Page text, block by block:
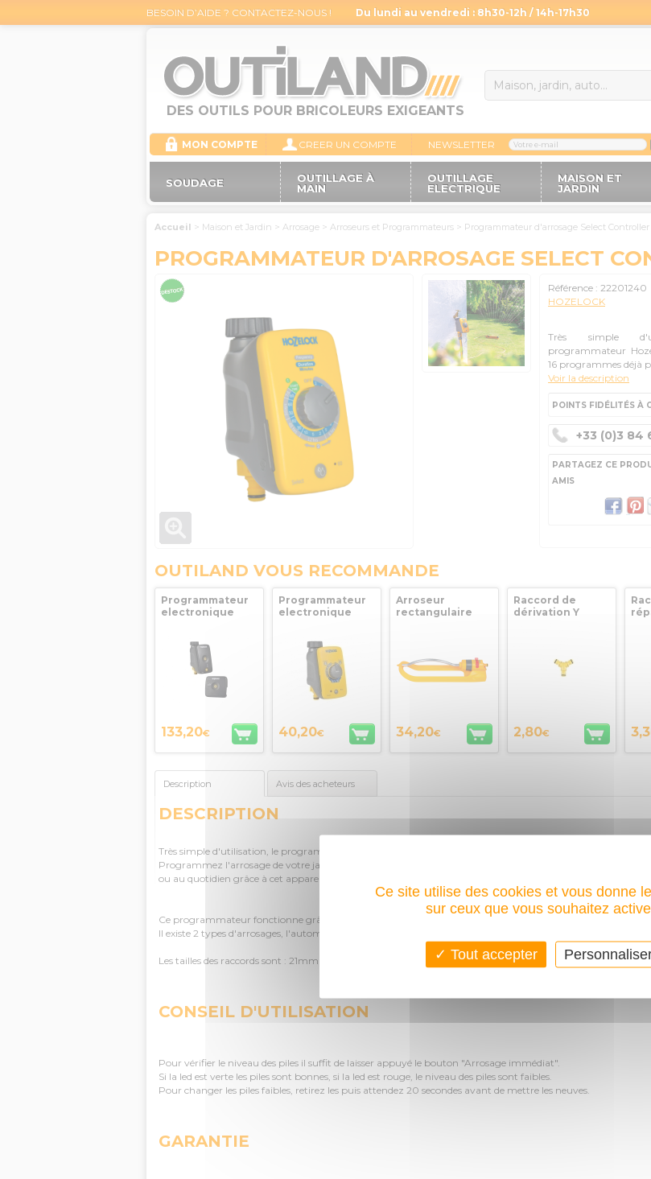
BESOIN D’AIDE ? CONTACTEZ-NOUS ! Du lundi au vendredi : 8h30-12h / 14h-17h30
DES OUTILS POUR BRICOLEURS EXIGEANTS
MON COMPTE CREER UN COMPTE NEWSLETTER
SOUDAGE
OUTILLAGE À
MAIN
OUTILLAGE
ELECTRIQUE
MAISON ET
JARDIN
Accueil > Maison et Jardin > Arrosage > Arroseurs et Programmateurs > Programmateur d'arrosage Select Controller
PROGRAMMATEUR D'ARROSAGE SELECT
Référence : 22201240
HOZELOCK
Très simple
programmateur
16 programmes déjà
Voir la description
POINTS FIDÉLITÉS À
+33 (0)3 84
PARTAGEZ CE
AMIS
OUTILAND VOUS RECOMMANDE
Programmateur
electronique
133,20€
Programmateur
electronique
controller
40,20€
Arroseur
rectangulaire
34,20€
Raccord de
dérivation Y
2,80€
Description Avis des acheteurs
DESCRIPTION
Très simple d'utilisation, le programmateur Hozelock dispose de 16 programmes déjà pré-établis, jusqu'à 4
Programmez l'arrosage de votre jardin, par terres de fleurs, buissons, gazon, ou de votre potager avant de
ou au quotidien grâce à cet appareil très pratique.
Ce programmateur fonctionne grâce à 2 piles AA et il est livré avec sa gamme de raccords pour s'adapter à
Il existe 2 types d'arrosages, l'automatique et le manuel.
Les tailles des raccords sont : 21mm ; 26.5mm ; 33.3mm.
CONSEIL D'UTILISATION
Pour vérifier le niveau des piles il suffit de laisser appuyé le bouton "Arrosage immédiat".
Si la led est verte les piles sont bonnes, si la led est rouge, le niveau des piles sont faibles.
Pour changer les piles faibles, retirez les puis attendez 20 secondes avant de mettre les neuves.
GARANTIE
Ce site utilise des cookies et vous donne
sur ceux que vous souhaitez
Tout accepter